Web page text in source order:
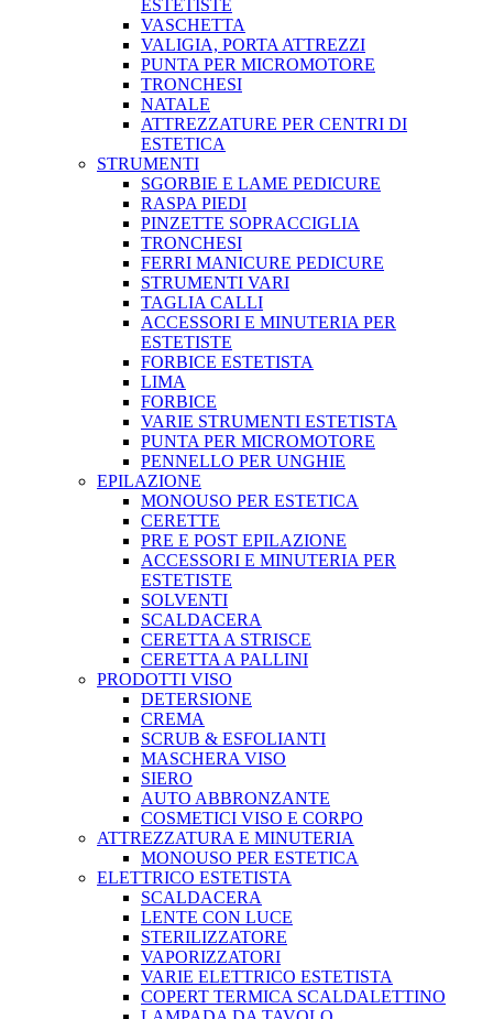
ESTETISTE
VASCHETTA
VALIGIA, PORTA ATTREZZI
PUNTA PER MICROMOTORE
TRONCHESI
NATALE
ATTREZZATURE PER CENTRI DI
ESTETICA
STRUMENTI
SGORBIE E LAME PEDICURE
RASPA PIEDI
PINZETTE SOPRACCIGLIA
TRONCHESI
FERRI MANICURE PEDICURE
STRUMENTI VARI
TAGLIA CALLI
ACCESSORI E MINUTERIA PER
ESTETISTE
FORBICE ESTETISTA
LIMA
FORBICE
VARIE STRUMENTI ESTETISTA
PUNTA PER MICROMOTORE
PENNELLO PER UNGHIE
EPILAZIONE
MONOUSO PER ESTETICA
CERETTE
PRE E POST EPILAZIONE
ACCESSORI E MINUTERIA PER
ESTETISTE
SOLVENTI
SCALDACERA
CERETTA A STRISCE
CERETTA A PALLINI
PRODOTTI VISO
DETERSIONE
CREMA
SCRUB & ESFOLIANTI
MASCHERA VISO
SIERO
AUTO ABBRONZANTE
COSMETICI VISO E CORPO
ATTREZZATURA E MINUTERIA
MONOUSO PER ESTETICA
ELETTRICO ESTETISTA
SCALDACERA
LENTE CON LUCE
STERILIZZATORE
VAPORIZZATORI
VARIE ELETTRICO ESTETISTA
COPERT TERMICA SCALDALETTINO